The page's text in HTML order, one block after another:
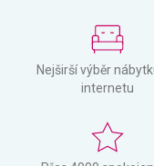
Nejširší výběr
internetu